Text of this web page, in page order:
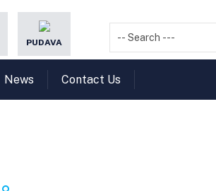
PUDAVA
News Contact Us